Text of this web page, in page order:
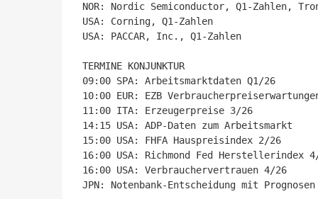
NOR: Nordic Semiconductor, Q1-Zahlen,
USA: Corning, Q1-Zahlen
USA: PACCAR, Inc., Q1-Zahlen
TERMINE KONJUNKTUR
09:00 SPA: Arbeitsmarktdaten Q1/26
10:00 EUR: EZB
11:00 ITA: Erzeugerpreise 3/26
14:15 USA: ADP-Daten zum Arbeitsmarkt
15:00 USA: FHFA Hauspreisindex 2/26
16:00 USA: Richmond Fed Herstellerindex
16:00 USA: Verbrauchervertrauen 4/26
JPN: Notenbank-Entscheidung mit